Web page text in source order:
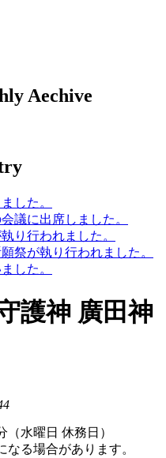
Aechive
した。
議に出席しました。
り行われました。
祭が執り行われました。
した。
護神 廣田神
（水曜日 休務日）
る場合があります。